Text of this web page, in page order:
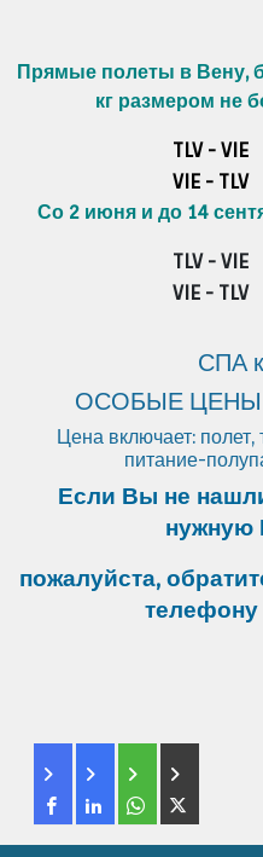
Прямые полеты в Вену,
кгразмером не
TLV - VIE
VIE - TLV
Со 2 июня и до 14
TLV - VIE
VIE - TLV
СПА
ОСОБЫЕ ЦЕНЫ
Цена включает:
питание-
Если Вы не
нужную
пожалуйста,
телефону